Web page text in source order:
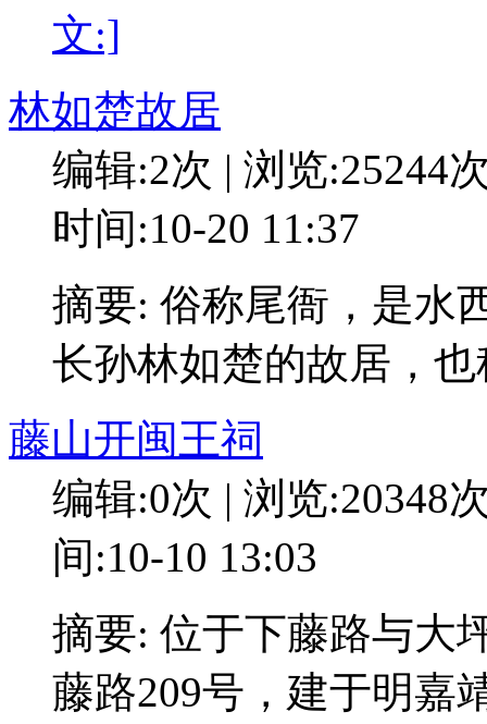
文:]
林如楚故居
编辑:2次 | 浏览:25244
时间:10-20 11:37
摘要: 俗称尾衙，是水
长孙林如楚的故居，也
藤山开闽王祠
编辑:0次 | 浏览:20348
间:10-10 13:03
摘要: 位于下藤路与大
藤路209号，建于明嘉